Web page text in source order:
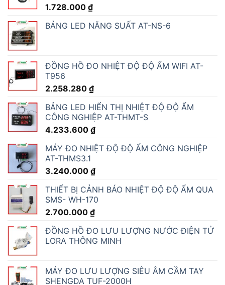
1.728.000 ₫
BẢNG LED NĂNG SUẤT AT-NS-6
ĐỒNG HỒ ĐO NHIỆT ĐỘ ĐỘ ẨM WIFI AT-
T956
2.258.280 ₫
BẢNG LED HIỂN THỊ NHIỆT ĐỘ ĐỘ ẨM
CÔNG NGHIỆP AT-THMT-S
4.233.600 ₫
MÁY ĐO NHIỆT ĐỘ ĐỘ ẨM CÔNG NGHIỆP
AT-THMS3.1
3.240.000 ₫
THIẾT BỊ CẢNH BÁO NHIỆT ĐỘ ĐỘ ẨM QUA
SMS- WH-170
2.700.000 ₫
ĐỒNG HỒ ĐO LƯU LƯỢNG NƯỚC ĐIỆN TỬ
LORA THÔNG MINH
MÁY ĐO LƯU LƯỢNG SIÊU ÂM CẦM TAY
SHENGDA TUF-2000H